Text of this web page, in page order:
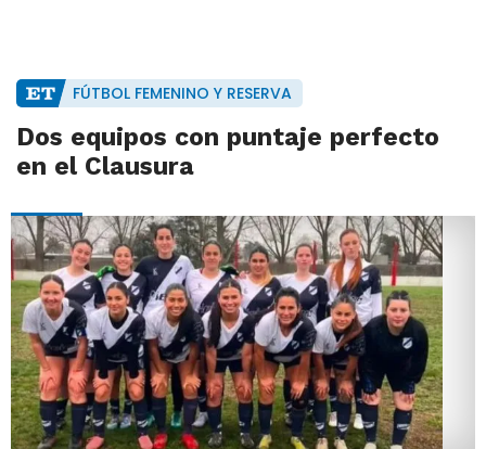
FÚTBOL FEMENINO Y RESERVA
Dos equipos con puntaje perfecto
en el Clausura